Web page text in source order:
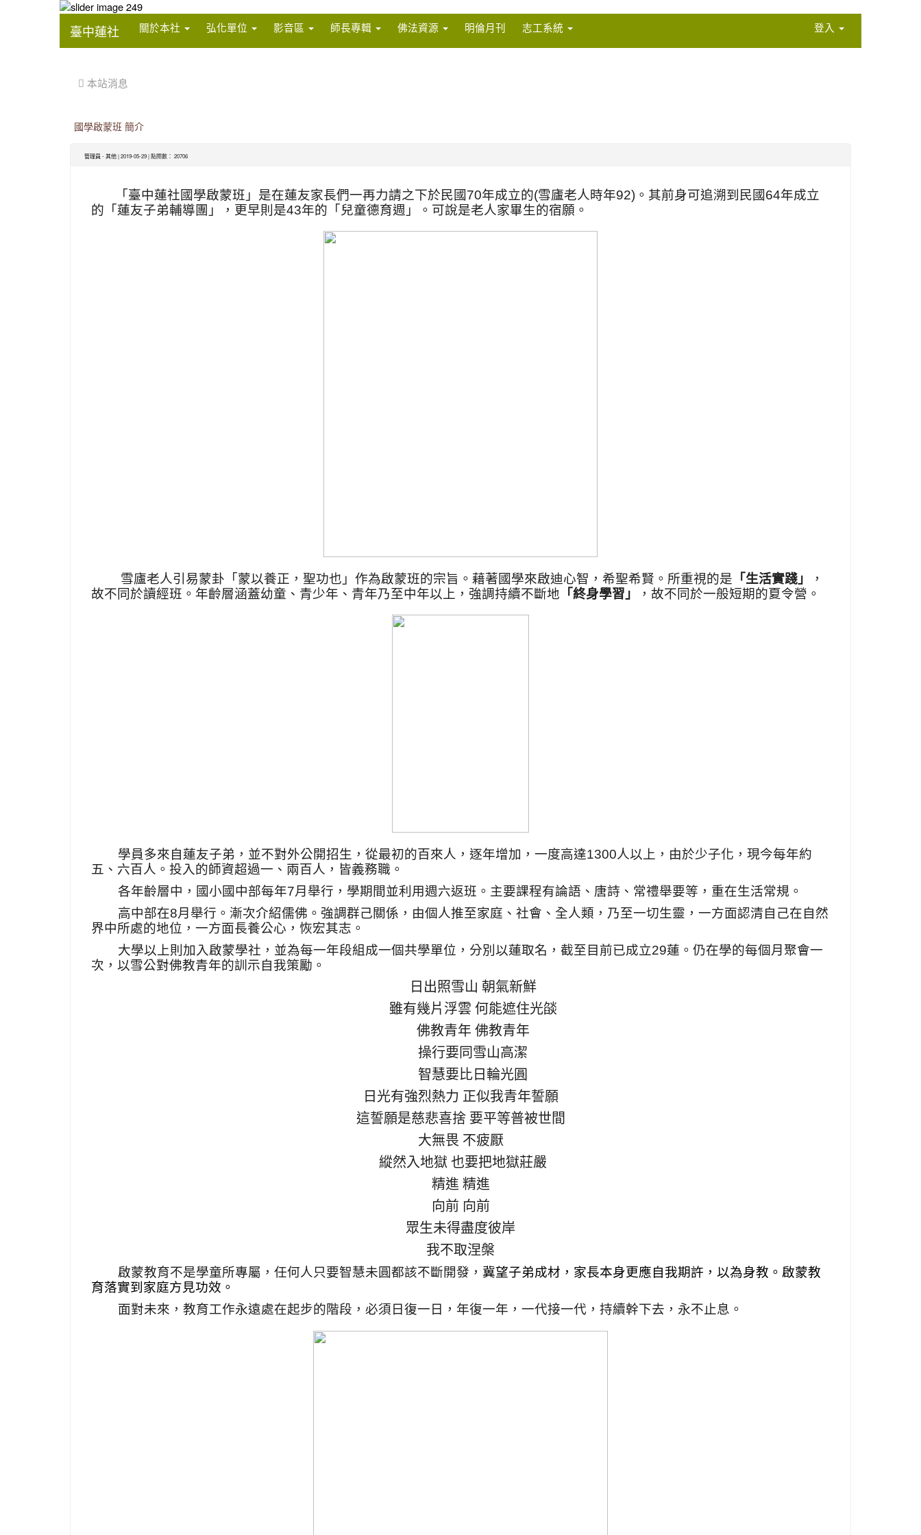
臺中蓮社 關於本社 弘化單位 影音區 師長專輯 佛法資源 明倫月刊 志工系統 登入
 本站消息
國學啟蒙班 簡介
管理員 -其他| 2019-05-29 | 點閱數： 20706
「臺中蓮社國學啟蒙班」是在蓮友家長們一再力請之下於民國70年成立的(雪廬老人時年92) 。其前身可追溯到民國64年成立
的「蓮友子弟輔導團」，更早則是43年的「兒童德育週」。可說是老人家畢生的宿願。
雪廬老人引易蒙卦「蒙以養正，聖功也」作為啟蒙班的宗旨。藉著國學來啟迪心智，希聖希賢。所重視的是 「生活實踐」
，
故不同於讀經班。年齡層涵蓋幼童、青少年、青年乃至中年以上，強調持續不斷地 「終身學習」 ，故不同於一般短期的夏令營。
學員多來自蓮友子弟，並不對外公開招生，從最初的百來人，逐年增加，一度高達1300人以上，由於少子化，現今每年約
五、六百人。投入的師資超過一、兩百人，皆義務職。
各年齡層中，國小國中部每年7月舉行，學期間並利用週六返班。主要課程有論語、唐詩、常禮舉要等，重在生活常規。
高中部在8月舉行。漸次介紹儒佛。強調群己關係，由個人推至家庭、社會、全人類，乃至一切生靈，一方面認清自己在自然
界中所處的地位，一方面長養公心，恢宏其志。
大學以上則加入啟蒙學社，並為每一年段組成一個共學單位，分別以蓮取名，截至目前已成立29蓮。仍在學的每個月聚會一
次，以雪公對佛教青年的訓示自我策勵。
日出照雪山 朝氣新鮮
雖有幾片浮雲 何能遮住光燄
佛教青年 佛教青年
操行要同雪山高潔
智慧要比日輪光圓
日光有強烈熱力 正似我青年誓願
這誓願是慈悲喜捨 要平等普被世間
大無畏 不疲厭
縱然入地獄 也要把地獄莊嚴
精進 精進
向前 向前
眾生未得盡度彼岸
我不取涅槃
啟蒙教育不是學童所專屬，任何人只要智慧未圓都該不斷開發， 冀望子弟成材，家長本身更應自我期許，以為身教。啟蒙教
育落實到家庭方見功效。
面對未來，教育工作永遠處在起步的階段，必須日復一日，年復一年，一代接一代，持續幹下去，永不止息。